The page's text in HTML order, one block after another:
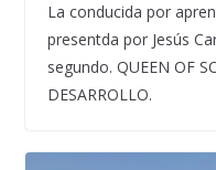
La conducida por
presentda por Jesús
segundo. QUEEN OF
DESARROLLO.